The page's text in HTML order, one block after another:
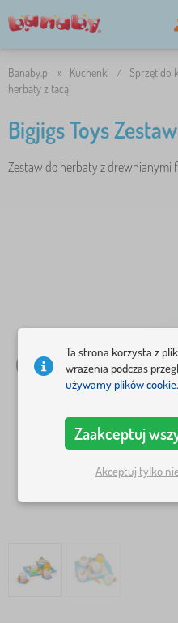
Banaby.pl » Kuchenki / Sprzęt do
herbaty z tacą
Bigjigs Toys
Zestaw do herbaty z drewnianymi
Ta strona korzysta z
wrażenia podczas
używamy plików cookie.
Zaakceptuj
Akceptuj tylko